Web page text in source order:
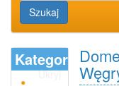
Szukaj
Kategoria
Ukryj